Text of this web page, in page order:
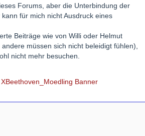
Forums, aber die Unterbindung der
für mich nicht Ausdruck eines
Beiträge wie von Willi oder Helmut
müssen sich nicht beleidigt fühlen),
nicht mehr besuchen.